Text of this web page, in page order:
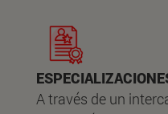
A través de un